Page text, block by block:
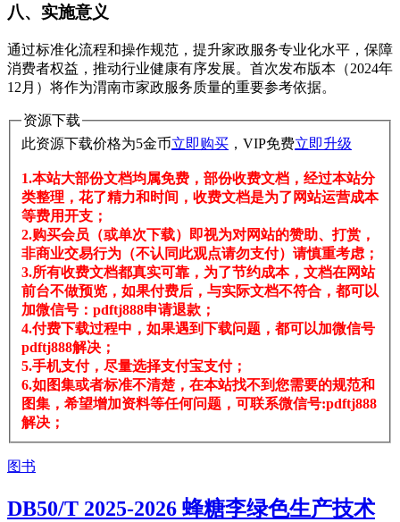
八、实施意义
通过标准化流程和操作规范，提升家政服务专业化水平，保障
消费者权益，推动行业健康有序发展。首次发布版本（2024年
12月）将作为渭南市家政服务质量的重要参考依据。
资源下载
此资源下载价格为5金币立即购买 ，VIP免费立即升级
1.本站大部份文档均属免费，部份收费文档，经过本站分
类整理，花了精力和时间，收费文档是为了网站运营成本
等费用开支；
2.购买会员（或单次下载）即视为对网站的赞助、打赏，
非商业交易行为（不认同此观点请勿支付）请慎重考虑；
3.所有收费文档都真实可靠，为了节约成本，文档在网站
前台不做预览，如果付费后，与实际文档不符合，都可以
加微信号：pdftj888申请退款；
4.付费下载过程中，如果遇到下载问题，都可以加微信号
pdftj888解决；
5.手机支付，尽量选择支付宝支付；
6.如图集或者标准不清楚，在本站找不到您需要的规范和
图集，希望增加资料等任何问题，可联系微信号:pdftj888
解决；
图书
DB50/T 2025-2026 蜂糖李绿色生产技术